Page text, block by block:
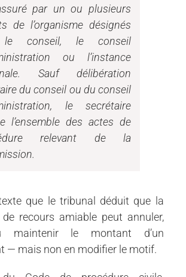
par un ou plusieurs
de l’organisme désignés
conseil, le conseil
ou l’instance
Sauf délibération
du conseil ou du conseil
le secrétaire
l’ensemble des actes de
relevant de la
que le tribunal déduit que la
recours amiable peut annuler,
maintenir le montant d’un
— mais non en modifier le motif.